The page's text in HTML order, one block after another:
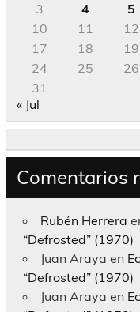
3
4 5
10
11 12
17
18 19
24
25 26
31
« Jul
Comentarios
Rubén Herrera
“Defrosted” (1970)
Juan Araya en
“Defrosted” (1970)
Juan Araya en